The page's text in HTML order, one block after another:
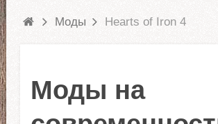
Моды Hearts of Iron 4
Моды на